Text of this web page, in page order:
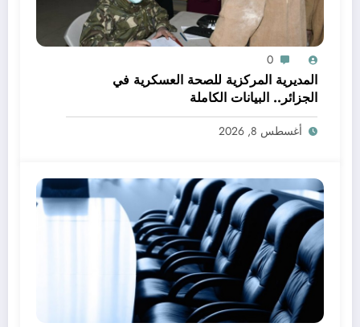
0
المديرية المركزية للصحة العسكرية في
الجزائر.. البيانات الكاملة
أغسطس 8, 2026